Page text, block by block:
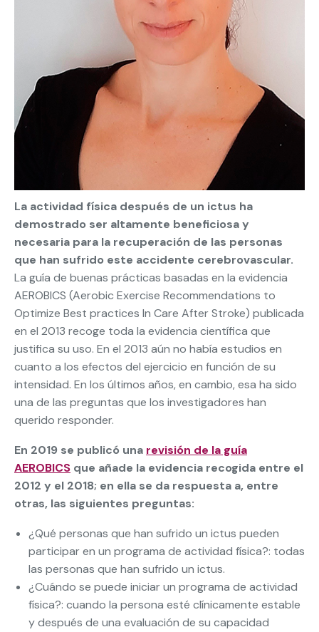
La actividad física después de un ictus ha
demostrado ser altamente beneficiosa y
necesaria para la recuperación de las personas
que han sufrido este accidente cerebrovascular.
La guía de buenas prácticas basadas en la evidencia
AEROBICS (Aerobic Exercise Recommendations to
Optimize Best practices In Care After Stroke) publicada
en el 2013 recoge toda la evidencia científica que
justifica su uso. En el 2013 aún no había estudios en
cuanto a los efectos del ejercicio en función de su
intensidad. En los últimos años, en cambio, esa ha sido
una de las preguntas que los investigadores han
querido responder.
En 2019 se publicó una revisión de la guía
AEROBICS que añade la evidencia recogida entre el
2012 y el 2018; en ella se da respuesta a, entre
otras, las siguientes preguntas:
¿Qué personas que han sufrido un ictus pueden
participar en un programa de actividad física?: todas
las personas que han sufrido un ictus.
¿Cuándo se puede iniciar un programa de actividad
física?: cuando la persona esté clínicamente estable
y después de una evaluación de su capacidad